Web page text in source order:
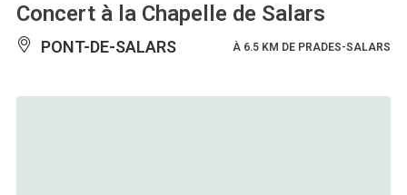
Concert à la Chapelle de Salars
PONT-DE-SALARS À 6.5 KM DE PRADES-SALARS